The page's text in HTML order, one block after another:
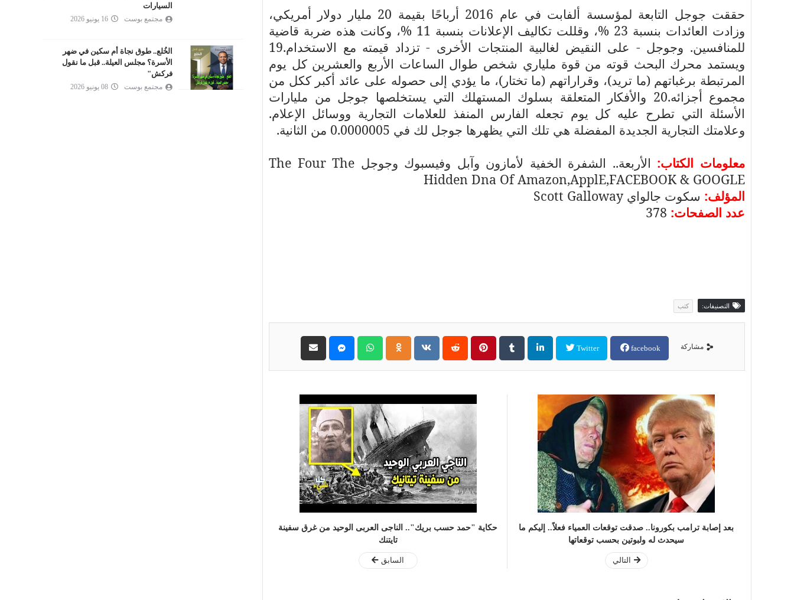
حققت جوجل التابعة لمؤسسة ألفابت في عام 2016 أرباحًا بقيمة 20 مليار دولار أمريكي،
وزادت العائدات بنسبة 23 %، وقللت تكاليف الإعلانات بنسبة 11 %، وكانت هذه ضربة قاضية
للمنافسين. وجوجل - على النقيض لغالبية المنتجات الأخرى - تزداد قيمته مع الاستخدام.19
ويستمد محرك البحث قوته من قوة ملياري شخص طوال الساعات الأربع والعشرين كل يوم
المرتبطة برغباتهم (ما تريد)، وقراراتهم (ما تختار)، ما يؤدي إلى حصوله على عائد أكبر ككل من
مجموع أجزائه.20 والأفكار المتعلقة بسلوك المستهلك التي يستخلصها جوجل من مليارات
الأسئلة التي تطرح عليه كل يوم تجعله الفارس المنفذ للعلامات التجارية ووسائل الإعلام.
وعلامتك التجارية الجديدة المفضلة هي تلك التي يظهرها جوجل لك في 0.0000005 من الثانية.
معلومات الكتاب: الأربعة.. الشفرة الخفية لأمازون وآبل وفيسبوك وجوجل The Four The
Hidden Dna Of Amazon,ApplE,FACEBOOK & GOOGLE
المؤلف: سكوت جالواي Scott Galloway
عدد الصفحات:
التصنيفات: كتب
مشاركة facebook
Twitter
بعد إصابة ترامب بكورونا.. صدقت توقعات العمياء فعلاً.. إليكم ما
سيحدث له ولبوتين بحسب توقعاتها
التالي
حكاية "حمد حسب بريك".. الناجى العربى الوحيد من غرق سفينة
تايتنك
السابق
السيارات
مجتمع بوست 16 يونيو 2026
الخُلع.. طوق نجاة أم سكين في ضهر
الأسرة؟ مجلس العيلة.. قبل ما نقول
فركش"
مجتمع بوست 08 يونيو 2026